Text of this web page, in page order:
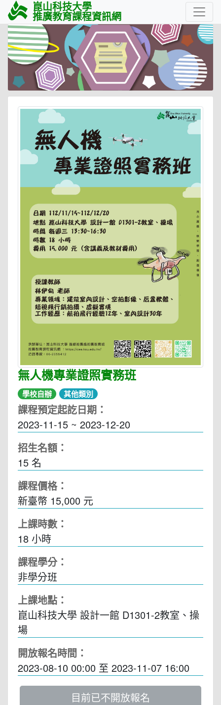
崑山科技大學
推廣教育課程資訊網
無人機專業證照實務班
學校自辦 其他類別
課程預定起訖日期：
2023-11-15 ~ 2023-12-20
招生名額：
15 名
課程價格：
新臺幣 15,000 元
上課時數：
18 小時
課程學分：
非學分班
上課地點：
崑山科技大學 設計一館 D1301-2教室、操
場
開放報名時間：
2023-08-10 00:00 至 2023-11-07 16:00
目前已不開放報名